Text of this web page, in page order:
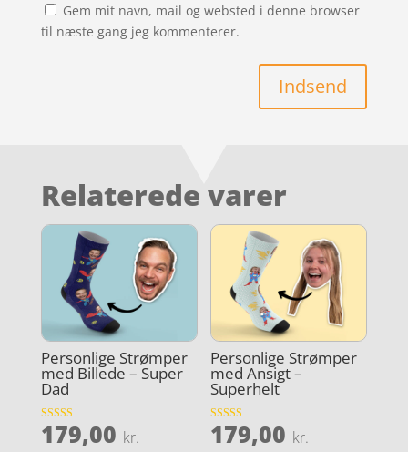
Gem mit navn, mail og websted i denne browser
til næste gang jeg kommenterer.
Indsend
Relaterede varer
Personlige Strømper
med Billede – Super
Dad
Vurderet
4.9
179,00 kr.
Personlige Strømper
med Ansigt –
Superhelt
Vurderet
4.1
179,00 kr.